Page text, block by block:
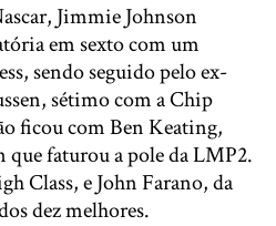
Jimmie Johnson
em sexto com um
sendo seguido pelo ex-
sétimo com a Chip
ficou com Ben Keating,
faturou a pole da LMP2.
Class, e John Farano, da
dez melhores.